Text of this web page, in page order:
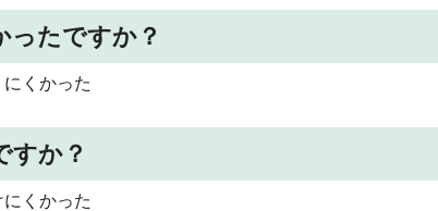
ったですか？
にくかった
すか？
にくかった